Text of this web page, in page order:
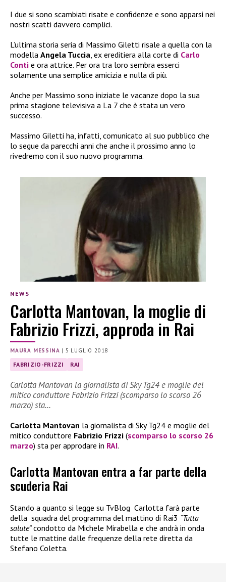
I due si sono scambiati risate e confidenze e sono apparsi nei
nostri scatti davvero complici.
L’ultima storia seria di Massimo Giletti risale a quella con la
modella Angela Tuccia, ex ereditiera alla corte di Carlo
Conti e ora attrice. Per ora tra loro sembra esserci
solamente una semplice amicizia e nulla di più.
Anche per Massimo sono iniziate le vacanze dopo la sua
prima stagione televisiva a La 7 che è stata un vero
successo.
Massimo Giletti ha, infatti, comunicato al suo pubblico che
lo segue da parecchi anni che anche il prossimo anno lo
rivedremo con il suo nuovo programma.
NEWS
Carlotta Mantovan, la moglie di
Fabrizio Frizzi, approda in Rai
MAURA MESSINA | 5 LUGLIO 2018
FABRIZIO-FRIZZI RAI
Carlotta Mantovan la giornalista di Sky Tg24 e moglie del
mitico conduttore Fabrizio Frizzi (scomparso lo scorso 26
marzo) sta…
Carlotta Mantovan la giornalista di Sky Tg24 e moglie del
mitico conduttore Fabrizio Frizzi (scomparso lo scorso 26
marzo) sta per approdare in RAI.
Carlotta Mantovan entra a far parte della
scuderia Rai
Stando a quanto si legge su TvBlog Carlotta farà parte
della squadra del programma del mattino di Rai3 “Tutta
salute”condotto da Michele Mirabella e che andrà in onda
tutte le mattine dalle frequenze della rete diretta da
Stefano Coletta.